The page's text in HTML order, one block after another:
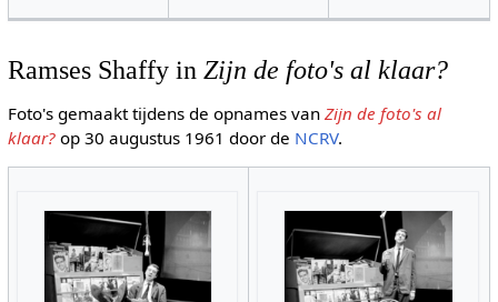
Ramses Shaffy in Zijn de foto's al klaar?
Foto's gemaakt tijdens de opnames van Zijn de foto's al
klaar?op 30 augustus 1961 door de NCRV.